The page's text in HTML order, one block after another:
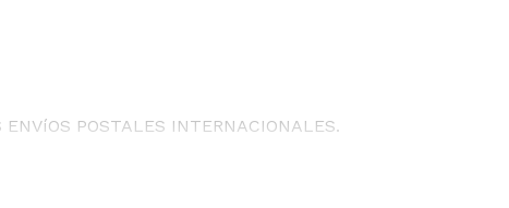
ENVíOS POSTALES INTERNACIONALES.